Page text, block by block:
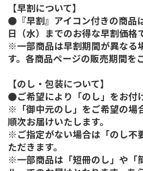
【早割について】
●『早割』アイコン付きの商品
日（水）までのお得な早割価格
※一部商品は早割期間が異なる
す。各商品ページの販売期間を
【のし・包装について】
●ご希望により「のし」をお付
※「御中元のし」をご希望の場
順次お届けいたします。
※ご指定がない場合は「のし不
ただきます。
※一部商品は「短冊のし」や「